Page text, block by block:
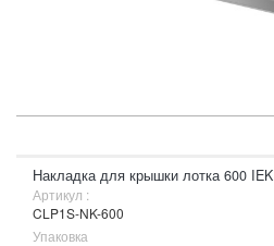
Накладка для крышки лотка 600 IEK
Артикул :
CLP1S-NK-600
Упаковка